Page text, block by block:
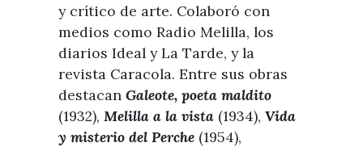
y crítico de arte. Colaboró con
medios como Radio Melilla, los
diarios Ideal y La Tarde, y la
revista Caracola. Entre sus obras
destacan Galeote, poeta maldito
(1932), Melilla a la vista (1934), Vida
y misterio del Perche (1954),